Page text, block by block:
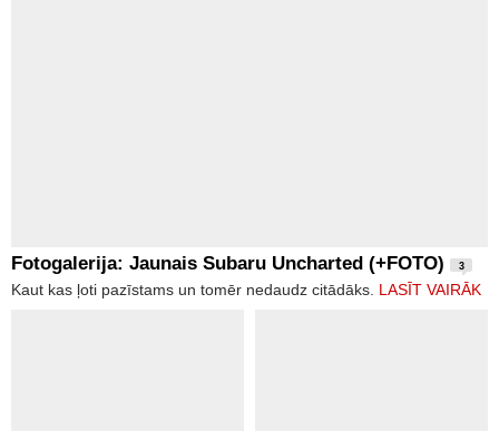
Fotogalerija: Jaunais Subaru Uncharted (+FOTO) 3
Kaut kas ļoti pazīstams un tomēr nedaudz citādāks. LASĪT VAIRĀK